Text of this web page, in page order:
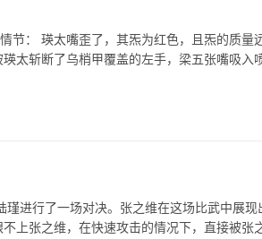
节： 瑛太嘴歪了，其炁为红色，且炁的质量
太斩断了乌梢甲覆盖的左手，梁五张嘴吸入
进行了一场对决。张之维在这场比武中展现
上张之维，在快速攻击的情况下，直接被张